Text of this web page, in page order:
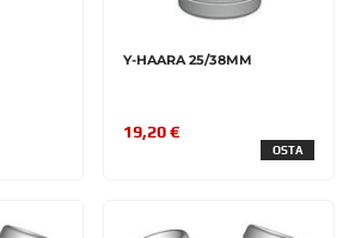
Y-HAARA 25/38MM
19,20 €
OSTA